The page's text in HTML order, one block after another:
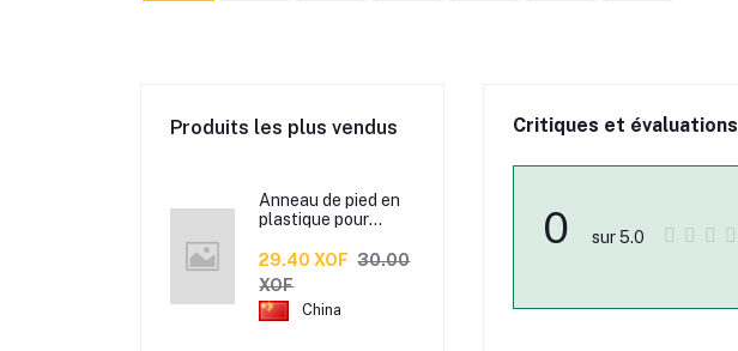
Produits les plus vendus
Anneau de pied en
plastique pour
Anneau de pied de
pigeon, Étiquette
d’anneaux de pied
pour oiseaux
29.40 XOF 30.00
XOF
China
Critiques et évaluations
0 sur 5.0